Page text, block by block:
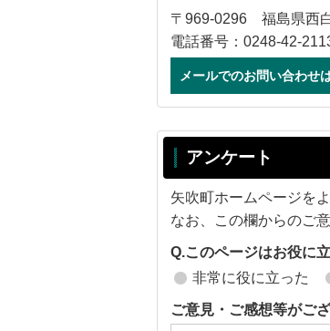
〒969-0296 福島県西
電話番号：0248-42-
メールでのお問い合わせ
アンケート
矢吹町ホームページを
なお、この欄からのご
Q.このページはお役に
非常に役に立った
ご意見・ご感想等がご